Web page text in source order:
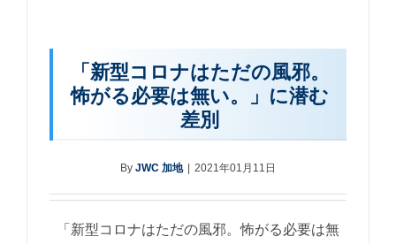
「新型コロナはただの風邪。
怖がる必要は無い。」に潜む
差別
By JWC 加地 2021年01月11日
「新型コロナはただの風邪。怖がる必要は無